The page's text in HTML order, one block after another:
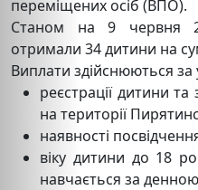
переміщених осіб (ВПО).
Станом на 9 червня
отримали 34 дитини на
Виплати здійснюються за
реєстрації дитини
на території
наявності
віку дитини до 18
навчається за